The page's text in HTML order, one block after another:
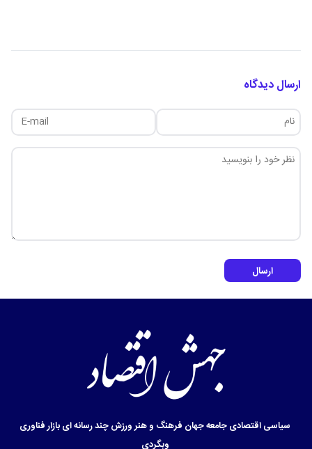
ارسال دیدگاه
ارسال
سیاسیاقتصادیجامعهجهان فرهنگ و هنرورزشچند رسانه ایبازارفناوری
وبگردی